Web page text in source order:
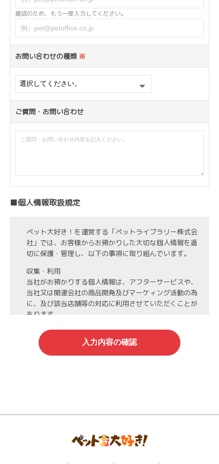
確認のため、もう一度入力してください。
お問い合わせの種類 ※
ご質問・お問い合わせ
■個人情報取扱規定
ペット大好き！を運営する「ペットライブラリー株式会
社」では、お客様からお預かりした大切な個人情報を適
切に保護・管理し、以下の事項に取り組んでいます。
収集・利用
当社がお預かりする個人情報は、アフターサービスや、
当社又は関連会社の商品開発及びマーケィング活動の為
に、及び該当店舗等の対応に利用させていただくことが
あります。
第3者への開示・委託先の管理
当社がお預かりする個人情報は、お客様の同意・承諾を
得た場合や法令等に基づく開示・提供が必要な場合、人
当社がお預かりする氏名、住所、電話番号等の個人情報
は当社が責任を持って管理し、個人情報への不正アクセ